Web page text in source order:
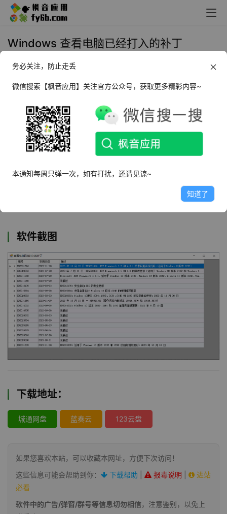
Windows 查看电脑已经打入的补丁
2024年2月6日 22:35
息的工具。
软件特点
体积小，无需安装
软件截图
下载地址：
城通网盘 蓝奏云 123云盘
如果您喜欢本站，可以收藏本网址，方便下次访问！
这些信息可能会帮助到你：
下载帮助 报毒说明
进站
必看
软件中的广告/弹窗/群号等信息切勿相信，注意鉴别，以免上
务必关注，防止走丢
微信搜索【枫音应用】关注官方公众号，获取更多精彩内容~
本通知每周只弹一次，如有打扰，还请见谅~
知道了